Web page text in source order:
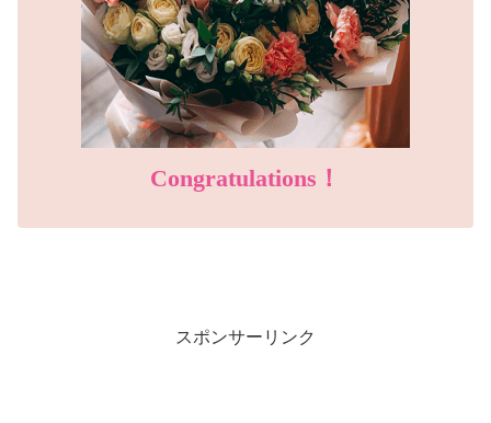
Congratulations！
スポンサーリンク